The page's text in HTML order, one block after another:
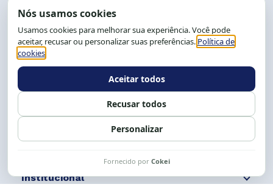
End.: R. da Graça, 150. Graça
CEP: 40.150-055
Salvador-BA, Brasil.
Tel.: (71) 2104-5457, Cel.: (71) 9 9239-2104 ou 2105
Expediente: 8h às 12h e 13 às 17h.
Siga nossas redes Fale conosco
Institucional